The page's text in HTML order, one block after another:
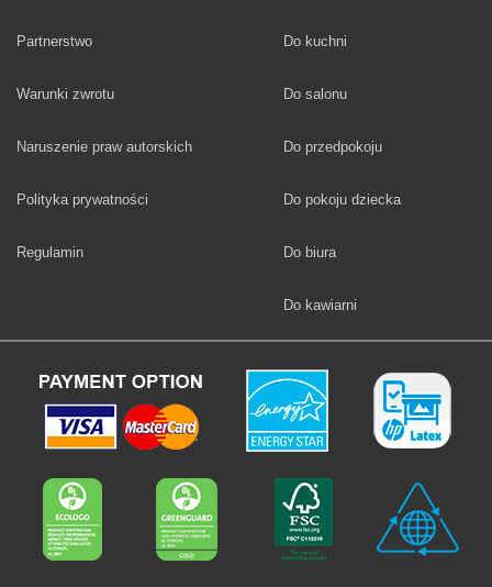
Partnerstwo
Warunki zwrotu
Naruszenie praw autorskich
Polityka prywatności
Regulamin
Fototapety
Do kuchni
Fototapety
Do salonu
Fototapety
Do przedpokoju
Fototapety
Do pokoju dziecka
Fototapety
Do biura
Fototapety
Do kawiarni